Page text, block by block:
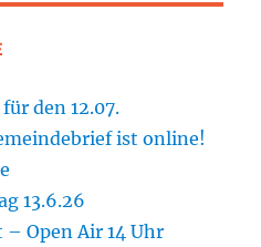
den 12.07.
ist online!
13.6.26
Open Air 14 Uhr